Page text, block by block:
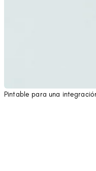
Pintable para una